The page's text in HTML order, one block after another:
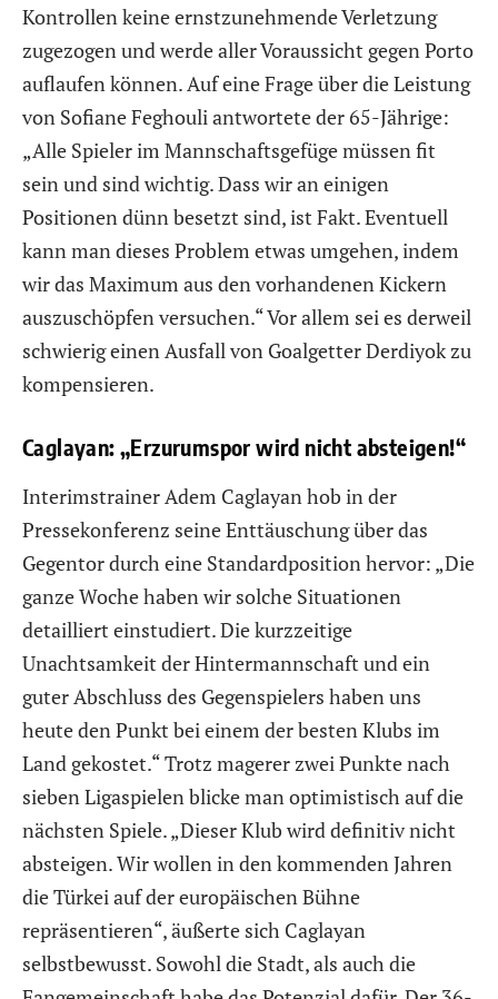
Kontrollen keine ernstzunehmende Verletzung
zugezogen und werde aller Voraussicht gegen Porto
auflaufen können. Auf eine Frage über die Leistung
von Sofiane Feghouli antwortete der 65-Jährige:
„Alle Spieler im Mannschaftsgefüge müssen fit
sein und sind wichtig. Dass wir an einigen
Positionen dünn besetzt sind, ist Fakt. Eventuell
kann man dieses Problem etwas umgehen, indem
wir das Maximum aus den vorhandenen Kickern
auszuschöpfen versuchen.“ Vor allem sei es derweil
schwierig einen Ausfall von Goalgetter Derdiyok zu
kompensieren.
Caglayan: „Erzurumspor wird nicht absteigen!“
Interimstrainer Adem Caglayan hob in der
Pressekonferenz seine Enttäuschung über das
Gegentor durch eine Standardposition hervor: „Die
ganze Woche haben wir solche Situationen
detailliert einstudiert. Die kurzzeitige
Unachtsamkeit der Hintermannschaft und ein
guter Abschluss des Gegenspielers haben uns
heute den Punkt bei einem der besten Klubs im
Land gekostet.“ Trotz magerer zwei Punkte nach
sieben Ligaspielen blicke man optimistisch auf die
nächsten Spiele. „Dieser Klub wird definitiv nicht
absteigen. Wir wollen in den kommenden Jahren
die Türkei auf der europäischen Bühne
repräsentieren“, äußerte sich Caglayan
selbstbewusst. Sowohl die Stadt, als auch die